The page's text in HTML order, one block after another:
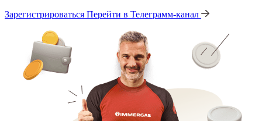
Зарегистрироваться Перейти в Телеграмм-канал